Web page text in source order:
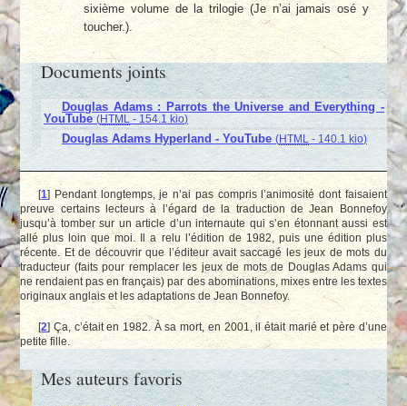
sixième volume de la trilogie (Je n’ai jamais osé y
toucher.).
Documents joints
Douglas Adams : Parrots the Universe and Everything -
YouTube (HTML - 154.1 kio)
Douglas Adams Hyperland - YouTube (HTML - 140.1 kio)
[1]
Pendant longtemps, je n’ai pas compris l’animosité dont faisaient
preuve certains lecteurs à l’égard de la traduction de Jean Bonnefoy
jusqu’à tomber sur un article d’un internaute qui s’en étonnant aussi est
allé plus loin que moi. Il a relu l’édition de 1982, puis une édition plus
récente. Et de découvrir que l’éditeur avait saccagé les jeux de mots du
traducteur (faits pour remplacer les jeux de mots de Douglas Adams qui
ne rendaient pas en français) par des abominations, mixes entre les textes
originaux anglais et les adaptations de Jean Bonnefoy.
[2]Ça, c’était en 1982. À sa mort, en 2001, il était marié et père d’une
petite fille.
Mes auteurs favoris